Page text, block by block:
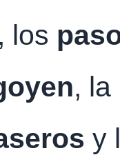
, los
, la
y